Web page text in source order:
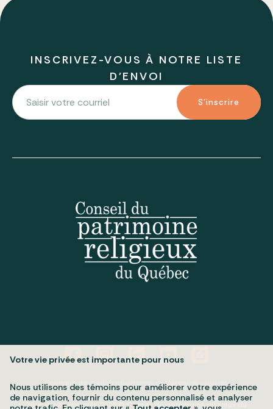
INSCRIVEZ-VOUS À NOTRE LISTE
D'ENVOI
S'inscrire
Politique de confidentialité Mes préférences cookies
Tous droits réservés 2026 © Conseil du patrimoine religieux du
Votre vie privée est importante pour nous
Nous utilisons des témoins pour améliorer votre expérience
de navigation, fournir du contenu personnalisé et analyser